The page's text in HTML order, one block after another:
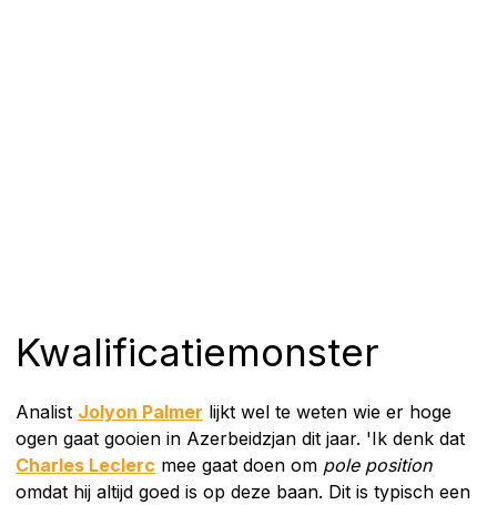
Kwalificatiemonster
Analist Jolyon Palmer lijkt wel te weten wie er hoge
ogen gaat gooien in Azerbeidzjan dit jaar. 'Ik denk dat
Charles Leclerc mee gaat doen om pole position
omdat hij altijd goed is op deze baan. Dit is typisch een